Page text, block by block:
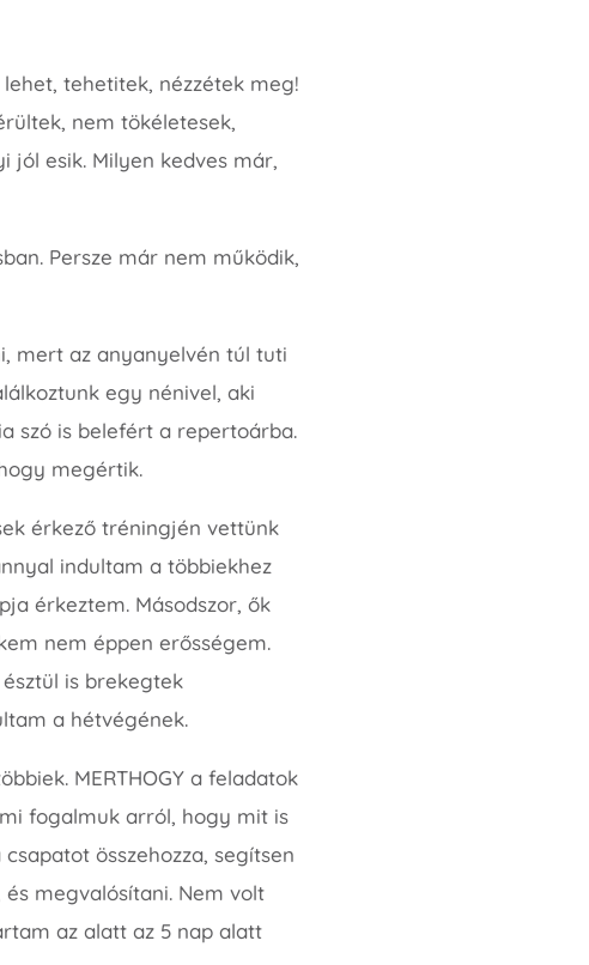
tehetitek, nézzétek meg!
nem tökéletesek,
esik. Milyen kedves már,
Persze már nem működik,
mert az anyanyelvén túl tuti
egy nénivel, aki
szó is belefért a repertoárba.
megértik.
érkező tréningjén vettünk
indultam a többiekhez
érkeztem. Másodszor, ők
nem éppen erősségem.
is brekegtek
a hétvégének.
MERTHOGY a feladatok
fogalmuk arról, hogy mit is
összehozza, segítsen
megvalósítani. Nem volt
az alatt az 5 nap alatt